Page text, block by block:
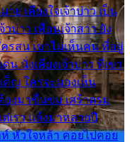
ย เคียงใจเจ้าบ่าว เป็น
บ่าว เพื่อนเจ้าสาว ยัง
รสน เขาไม่เห็นคน ที่อยู่
น นั่งเคียงเจ้าบ่าว ที่เขา
ค็ญ ใครจะมองเห็น
องมาขื่นขม เศร้าตรม
เรา แล้งมาหลายปี
หัวใจหล้า คอยไปคอย